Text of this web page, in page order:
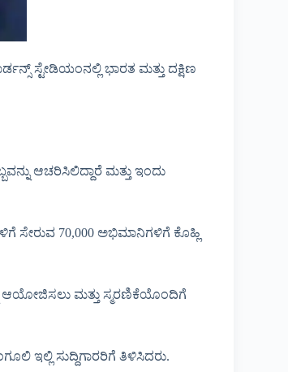
ಸ್ಟೇಡಿಯಂನಲ್ಲಿ ಭಾರತ ಮತ್ತು ದಕ್ಷಿಣ
ಆಚರಿಸಿಲಿದ್ದಾರೆ ಮತ್ತು ಇಂದು
ಸೇರುವ 70,000 ಅಭಿಮಾನಿಗಳಿಗೆ ಕೊಹ್ಲಿ
ಆಯೋಜಿಸಲು ಮತ್ತು ಸ್ಮರಣಿಕೆಯೊಂದಿಗೆ
ಇಲ್ಲಿ ಸುದ್ದಿಗಾರರಿಗೆ ತಿಳಿಸಿದರು.